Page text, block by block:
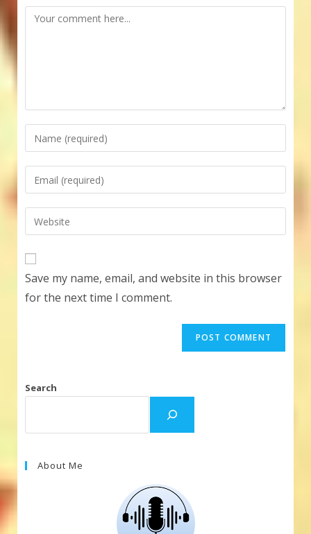
Comment
Enter
your
name
comment
Enter
your
email
address
comment
Enter
your
website
URL
(optional)
Save my name, email, and website in this browser
for the next time I comment.
Search
About Me